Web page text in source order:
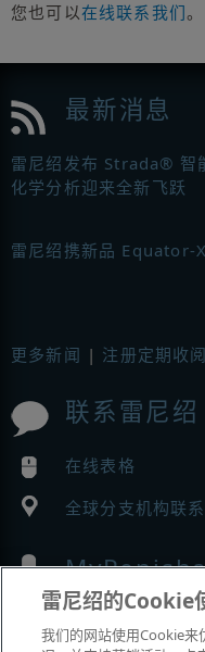
您也可以在线联系我们。
最新消息
雷尼绍发布 Strada® 智
化学分析迎来全新飞跃
雷尼绍携新品 Equator-
更多新闻 | 注册定期收
联系雷尼绍
在线表格
全球分支机构联
在线商城
雷尼绍的Cookie
我们的网站使用Cookie